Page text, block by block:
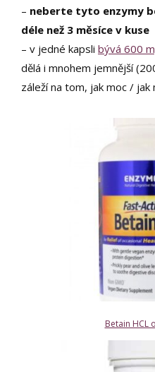
– neberte tyto enzymy
déle než 3 měsíce v kuse
– v jedné kapsli bývá 600
dělá i mnohem jemnější
záleží na tom, jak moc /
Betain HCL